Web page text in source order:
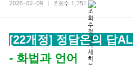
2026-02-09 | 조회수 1,751
[22개정] 정담온의 답
- 화법과 언어